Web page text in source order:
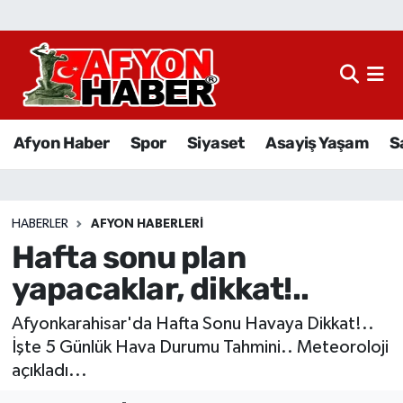
Afyon Haber Spor Siyaset Asayiş Yaşam
HABERLER AFYON HABERLERI
Hafta sonu plan
yapacaklar, dikkat!..
Afyonkarahisar'da Hafta Sonu Havaya Dikkat!..
İşte 5 Günlük Hava Durumu Tahmini.. Meteoroloji
açıkladı...
Afyon Haber
Sağlık
Eğitim
Sivil Toplum